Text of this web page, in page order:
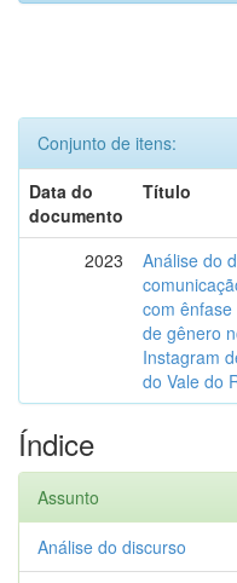
Conjunto de itens:
Data do
documento
Título
2023
Análise do
com
de gênero
Instagram
do Vale do
Índice
Assunto
Análise do discurso